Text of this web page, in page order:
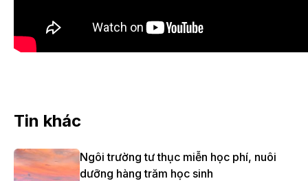
Tin khác
Ngôi trường tư thục miễn học phí, nuôi
dưỡng hàng trăm học sinh